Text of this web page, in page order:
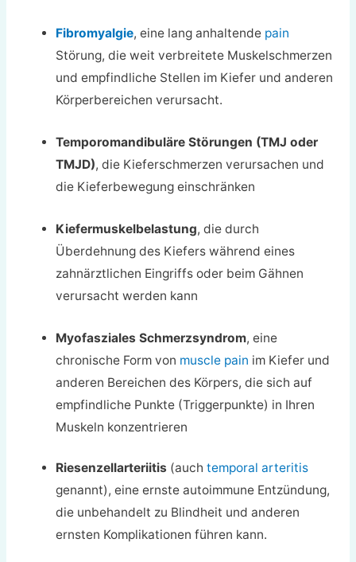
Fibromyalgie, eine lang anhaltende pain
Störung, die weit verbreitete Muskelschmerzen
und empfindliche Stellen im Kiefer und anderen
Körperbereichen verursacht.
Temporomandibuläre Störungen (TMJ oder
TMJD), die Kieferschmerzen verursachen und
die Kieferbewegung einschränken
Kiefermuskelbelastung, die durch
Überdehnung des Kiefers während eines
zahnärztlichen Eingriffs oder beim Gähnen
verursacht werden kann
Myofasziales Schmerzsyndrom, eine
chronische Form von muscle pain im Kiefer und
anderen Bereichen des Körpers, die sich auf
empfindliche Punkte (Triggerpunkte) in Ihren
Muskeln konzentrieren
Riesenzellarteriitis (auchtemporal arteritis
genannt), eine ernste autoimmune Entzündung,
die unbehandelt zu Blindheit und anderen
ernsten Komplikationen führen kann.